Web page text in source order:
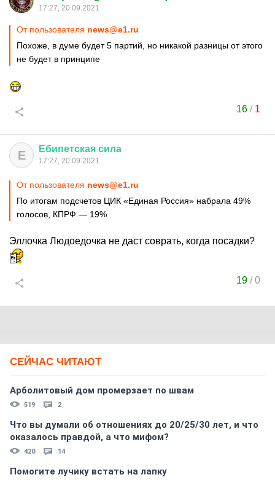
17:27, 20.09.2021
От пользователя news@e1.ru
Похоже, в думе будет 5 партий, но никакой разницы от этого
не будет в принципе
16 / 1
Е Ебипетская сила
17:27, 20.09.2021
От пользователя news@e1.ru
По итогам подсчетов ЦИК «Единая Россия» набрала 49%
голосов, КПРФ — 19%
Эллочка Людоедочка не даст соврать, когда посадки?
19 /0
СЕЙЧАС ЧИТАЮТ
Арболитовый дом промерзает по швам
519 2
Что вы думали об отношениях до 20/25/30 лет, и что
оказалось правдой, а что мифом?
420 14
Помогите лучику встать на лапку